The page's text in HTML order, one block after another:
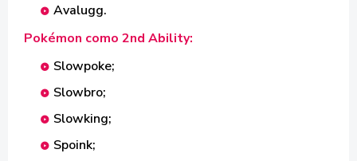
Avalugg.
Pokémon como 2nd Ability:
Slowpoke;
Slowbro;
Slowking;
Spoink;